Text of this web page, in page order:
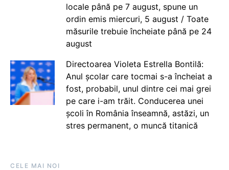
locale până pe 7 august, spune un
ordin emis miercuri, 5 august / Toate
măsurile trebuie încheiate până pe 24
august
Directoarea Violeta Estrella Bontilă:
Anul școlar care tocmai s-a încheiat a
fost, probabil, unul dintre cei mai grei
pe care i-am trăit. Conducerea unei
școli în România înseamnă, astăzi, un
stres permanent, o muncă titanică
CELE MAI NOI